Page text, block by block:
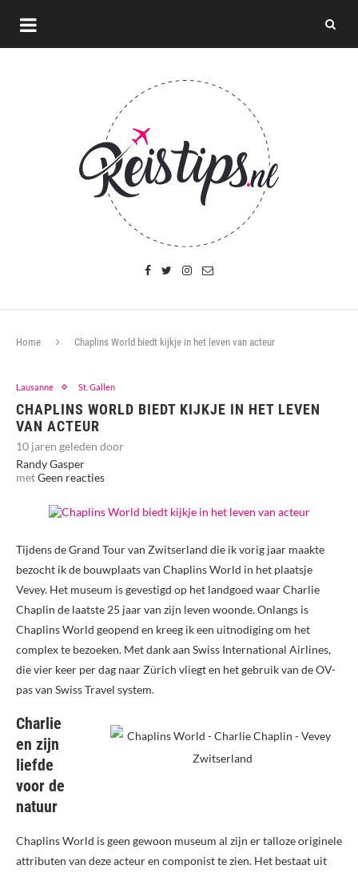
Home Chaplins World biedt kijkje in het leven van acteur
Lausanne St. Gallen
CHAPLINS WORLD BIEDT KIJKJE IN HET LEVEN
VAN ACTEUR
10 jaren geleden door
Randy Gasper
metGeen reacties
Tijdens de Grand Tour van Zwitserland die ik vorig jaar maakte
bezocht ik de bouwplaats van Chaplins World in het plaatsje
Vevey. Het museum is gevestigd op het landgoed waar Charlie
Chaplin de laatste 25 jaar van zijn leven woonde. Onlangs is
Chaplins World geopend en kreeg ik een uitnodiging om het
complex te bezoeken. Met dank aan Swiss International Airlines,
die vier keer per dag naar Zürich vliegt en het gebruik van de OV-
pas van Swiss Travel system.
Charlie
en zijn
liefde
voor de
natuur
Chaplins World is geen gewoon museum al zijn er talloze originele
attributen van deze acteur en componist te zien. Het bestaat uit